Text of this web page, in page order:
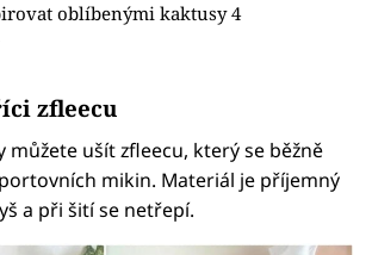
oblíbenými kaktusy 4
zfleecu
můžete ušít zfleecu, který se běžně
mikin. Materiál je příjemný
a při šití se netřepí.